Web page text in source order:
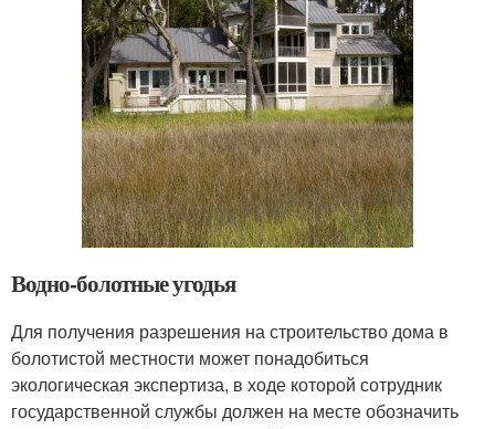
Водно-болотные угодья
Для получения разрешения на строительство дома в
болотистой местности может понадобиться
экологическая экспертиза, в ходе которой сотрудник
государственной службы должен на месте обозначить